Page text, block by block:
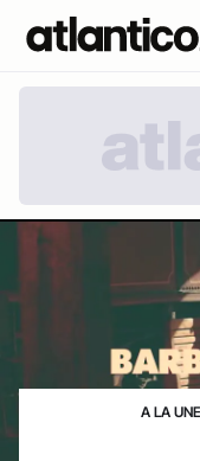
A LA UNE